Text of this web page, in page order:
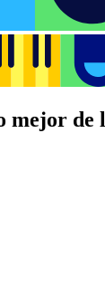
mejor de